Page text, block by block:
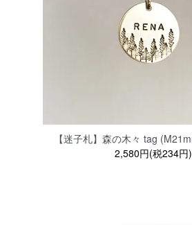
【迷子札】森の木々 tag
2,580円(税234円)